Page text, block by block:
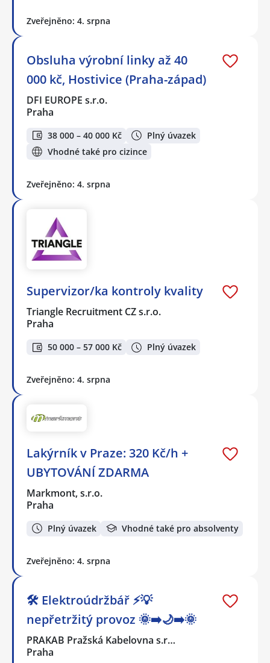
Zveřejněno: 4. srpna
Obsluha výrobní linky až 40
000 kč, Hostivice (Praha-západ)
DFI EUROPE s.r.o.
Praha
38 000 – 40 000 Kč
Plný úvazek
Vhodné také pro cizince
Zveřejněno: 4. srpna
Supervizor/ka kontroly kvality
Triangle Recruitment CZ s.r.o.
Praha
50 000 – 57 000 Kč Plný úvazek
Zveřejněno: 4. srpna
Lakýrník v Praze: 320 Kč/h +
UBYTOVÁNÍ ZDARMA
Markmont, s.r.o.
Praha
Plný úvazek Vhodné také pro absolventy
Zveřejněno: 4. srpna
🛠️ Elektroúdržbář ⚡💡
nepřetržitý provoz 🌞➡️🌙➡️🌞
PRAKAB Pražská Kabelovna s.r…
Praha